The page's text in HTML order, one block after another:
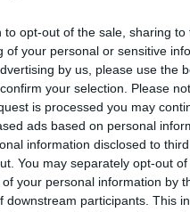
to opt-out of the sale, sharing
of your personal or sensitive
by us, please use the
your selection. Please
is processed you may
ads based on personal
information disclosed to
You may separately opt-out
your personal information by
downstream participants. This